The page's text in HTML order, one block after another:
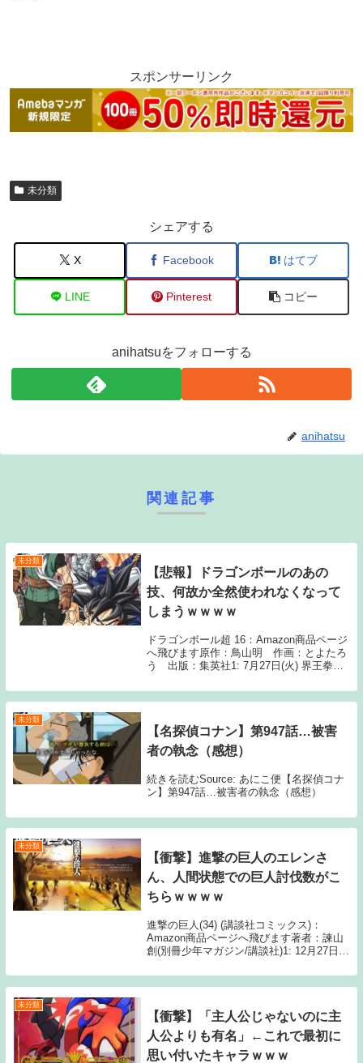
スポンサーリンク
未分類
シェアする
X Facebook はてブ
LINE Pinterest コピー
anihatsuをフォローする
anihatsu
関連記事
未分類
【悲報】ドラゴンボールのあの
技、何故か全然使われなくなって
しまうｗｗｗｗ
ドラゴンボール超 16：Amazon商品ページ
へ飛びます原作：鳥山明 作画：とよたろ
う 出版：集英社1: 7月27日(火) 界王拳っ
界王拳って強そうじゃん。 その状態で気功
砲とかつかえばだいたい完封でき...
未分類
【名探偵コナン】第947話…被害
者の執念（感想）
続きを読むSource: あにこ便【名探偵コナ
ン】第947話…被害者の執念（感想）
未分類
【衝撃】進撃の巨人のエレンさ
ん、人間状態での巨人討伐数がこ
ちらｗｗｗｗ
進撃の巨人(34) (講談社コミックス)：
Amazon商品ページへ飛びます著者：諫山
創(別冊少年マガジン/講談社)1: 12月27日
あ 4: 12月27日(月) 超大型巨人 3: 12...
未分類
【衝撃】「主人公じゃないのに主
人公よりも有名」←これで最初に
思い付いたキャラｗｗｗ